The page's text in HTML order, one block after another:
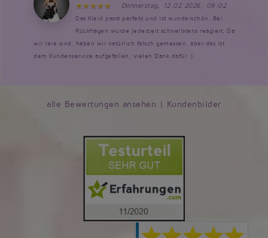
Donnerstag, 12.02.2026, 09:02
Das Kleid passt perfekt und ist wunderschön. Bei
Rückfragen wurde jederzeit schnellstens reagiert. Da
wir leie sind, haben wir natürlich falsch gemessen, aber das ist
dem Kundenservice aufgefallen, vielen Dank dafür :)
alle Bewertungen ansehen | Kundenbilder